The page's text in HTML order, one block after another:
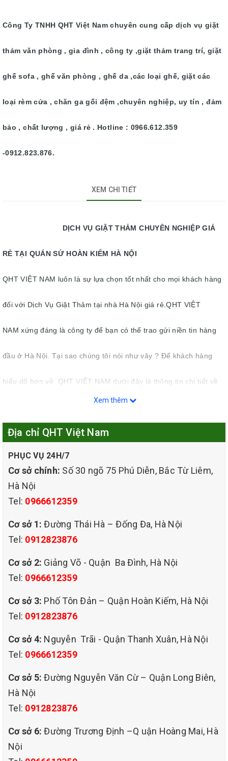
Công Ty TNHH QHT Việt Nam chuyên cung cấp dịch vụ giặt
thảm văn phòng , gia đình , công ty ,giặt thảm trang trí, giặt
ghế sofa , ghế văn phòng , ghế da ,các loại ghế, giặt các
loại rèm cửa , chăn ga gối đệm ,chuyên nghiệp, uy tín , đảm
bảo , chất lượng , giá rẻ . Hotline : 0966.612.359
-0912.823.876.
XEM CHI TIẾT
DỊCH VỤ GIẶT THẢM CHUYÊN NGHIỆP GIÁ
RẺ TẠI QUÁN SỨ HOÀN KIẾM HÀ NỘI
QHT VIỆT NAM luôn là sự lựa chọn tốt nhất cho mọi khách hàng
đối với Dịch Vụ Giặt Thảm tại nhà Hà Nội giá rẻ.QHT VIỆT
NAM xứng đáng là công ty để bạn có thể trao gửi niền tin hàng
đầu ở Hà Nội. Tại sao chúng tôi nói như vây ? Để khách hàng
hiểu dõ hơn về QHT VIỆT NAM dưới đây là thông tin chi tiết về
thảm tại nhà trong đó có thảm văn phòng, thảm trải sàn, thảm
cầu thang, thăm trang trí…Chúng tôi chuyên cung cấp dịch vụ
khác như giặt các loại ghế sofa, ghế văn phòng,giặt rèm cửa
dịch vụ giặt thảm chuyên
THÔNG TIN VỀ GIẶT THẢM TẠI NHÀ HÀ NỘI CỦA QHT VIỆT
Xem thêm
Địa chỉ QHT Việt Nam
PHỤC VỤ 24H/7
Cơ sở chính: Số 30 ngõ 75 Phú Diễn, Bắc Từ Liêm,
Hà Nội
Tel: 0966612359
Cơ sở 1: Đường Thái Hà – Đống Đa, Hà Nội
Tel: 0912823876
Cơ sở 2: Giảng Võ - Quận Ba Đình, Hà Nội
Tel: 0966612359
Cơ sở 3: Phố Tôn Đản – Quận Hoàn Kiếm, Hà Nội
Tel: 0912823876
Cơ sở 4: Nguyễn Trãi - Quận Thanh Xuân, Hà Nội
Tel: 0966612359
Cơ sở 5: Đường Nguyễn Văn Cừ – Quận Long Biên,
Hà Nội
Tel: 0912823876
Cơ sở 6: Đường Trương Định –Q uận Hoàng Mai, Hà
Nội